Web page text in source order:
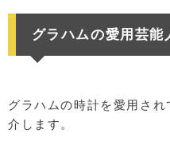
グラハムの愛用芸能
グラハムの時計を愛用さ
介します。